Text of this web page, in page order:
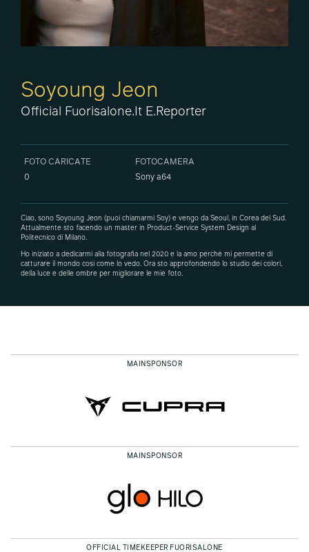
Soyoung Jeon
Official Fuorisalone.it E.Reporter
FOTO CARICATE
0
FOTOCAMERA
Sony a64
Ciao, sono Soyoung Jeon (puoi chiamarmi Soy) e vengo da Seoul, in Corea del Sud.
Attualmente sto facendo un master in Product-Service System Design al
Politecnico di Milano.
Ho iniziato a dedicarmi alla fotografia nel 2020 e la amo perché mi permette di
catturare il mondo così come lo vedo. Ora sto approfondendo lo studio dei colori,
della luce e delle ombre per migliorare le mie foto.
MAINSPONSOR
MAINSPONSOR
OFFICIAL TIMEKEEPER FUORISALONE